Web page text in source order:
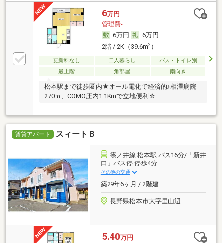
6万円
管理費-
6万円
6万円
2階 / 2K（39.6m2）
更新料なし 二人暮らし
バス・トイレ別
最上階
角部屋 南向き
松本駅まで徒歩圏内★オール電化で経済的♪相澤病院
270ｍ、COMO庄内1.1Kmで立地便利☆
賃貸アパート スィートＢ
篠ノ井線 松本駅 バス16分/「新井
口」バス停 停歩4分
その他の交通
築29年6ヶ月 / 2階建
長野県松本市大字里山辺
5.40万円